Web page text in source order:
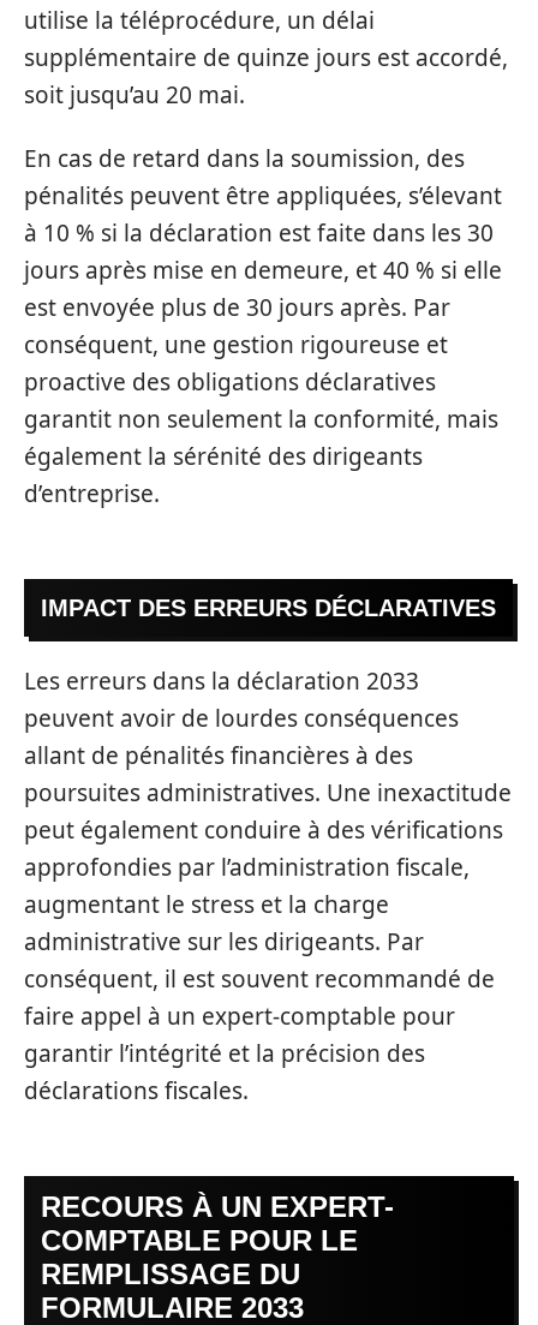
utilise la téléprocédure, un délai
supplémentaire de quinze jours est accordé,
soit jusqu’au 20 mai.
En cas de retard dans la soumission, des
pénalités peuvent être appliquées, s’élevant
à 10 % si la déclaration est faite dans les 30
jours après mise en demeure, et 40 % si elle
est envoyée plus de 30 jours après. Par
conséquent, une gestion rigoureuse et
proactive des obligations déclaratives
garantit non seulement la conformité, mais
également la sérénité des dirigeants
d’entreprise.
IMPACT DES ERREURS DÉCLARATIVES
Les erreurs dans la déclaration 2033
peuvent avoir de lourdes conséquences
allant de pénalités financières à des
poursuites administratives. Une inexactitude
peut également conduire à des vérifications
approfondies par l’administration fiscale,
augmentant le stress et la charge
administrative sur les dirigeants. Par
conséquent, il est souvent recommandé de
faire appel à un expert-comptable pour
garantir l’intégrité et la précision des
déclarations fiscales.
RECOURS À UN EXPERT-
COMPTABLE POUR LE
REMPLISSAGE DU
FORMULAIRE 2033